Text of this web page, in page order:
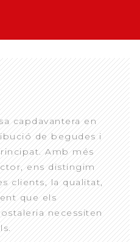
capdavantera en
de begudes i
Amb més
ens distingim
clients, la qualitat,
que els
necessiten